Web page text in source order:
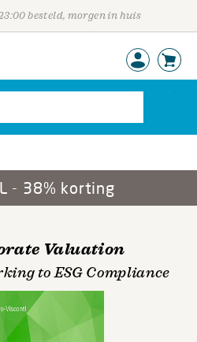
besteld, morgen in huis
- 38% korting
Valuation
to ESG Compliance